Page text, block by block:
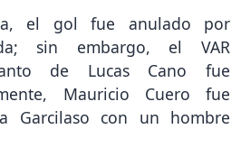
el gol fue anulado por
sin embargo, el VAR
de Lucas Cano fue
Mauricio Cuero fue
Garcilaso con un hombre